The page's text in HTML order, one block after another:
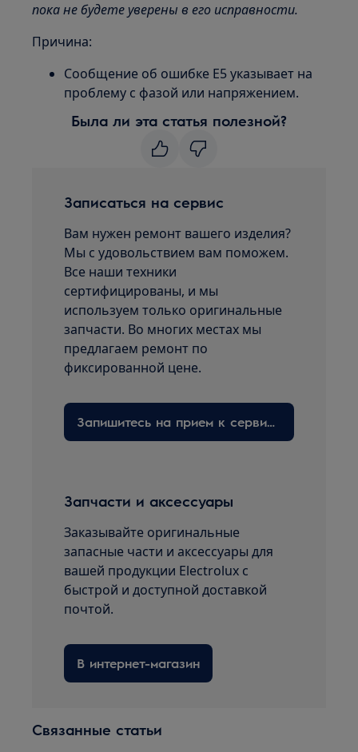
пока не будете уверены в его исправности.
Причина:
Сообщение об ошибке E5 указывает на
проблему с фазой или напряжением.
Была ли эта статья полезной?
Записаться на сервис
Вам нужен ремонт вашего изделия?
Мы с удовольствием вам поможем.
Все наши техники
сертифицированы, и мы
используем только оригинальные
запчасти. Во многих местах мы
предлагаем ремонт по
фиксированной цене.
Запишитесь на прием к сервисному технику здесь
Запчасти и аксессуары
Заказывайте оригинальные
запасные части и аксессуары для
вашей продукции Electrolux с
быстрой и доступной доставкой
почтой.
В интернет-магазин
Связанные статьи